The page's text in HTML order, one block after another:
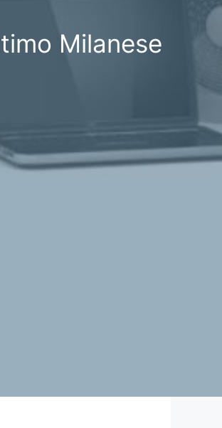
Milanese